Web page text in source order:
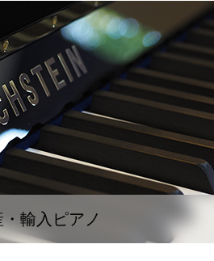
輸入ピアノ